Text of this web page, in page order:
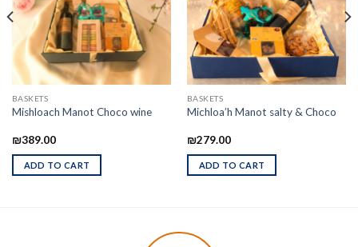
BASKETS
Mishloach Manot Choco wine
₪389.00
ADD TO CART
BASKETS
Michloa’h Manot salty & Choco
₪279.00
ADD TO CART